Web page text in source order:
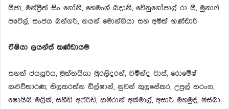
ඕජා, මන්ප‍්‍රීත් සිං ගෝනි, හෙමංග් බදානි, වේනුගෝපාල් රා ඕ, මුනාෆ්
පටේල්, සංජය බන්ගර්, නයන් මොන්ගියා සහ අමිත් භණ්ඩාරි
ඒෂියා ලයන්ස් කණ්ඩායම
සනත් ජයසූරිය, මුත්තයියා මුරලිදරන්, චමින්ද වාස්, රොමේෂ්
කළුවිතාරණ, තිලකරත්න ඩිල්ෂාන්, නුවන් කුලසේකර, උපුල් තරංග,
ෂොයිබ් මලික්, සහීඞ් අෆ්රිඩි, කම්රාන් අක්මාල්, අසාර් මහමුද්, මිස්බා